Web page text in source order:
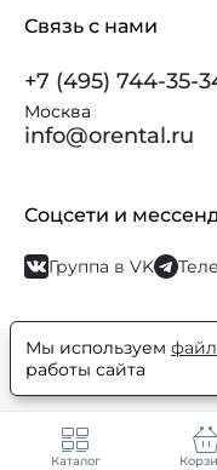
Связь с нами
+7 (495) 744-35-
Москва
info@orental.ru
Соцсети и
Группа в VK
© Orental.ru 2007–2026
косметики
Каталог
Мы используем
работы сайта